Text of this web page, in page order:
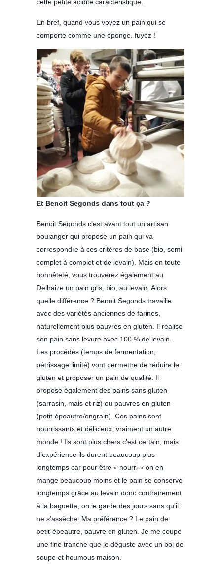
cette petite acidité caractéristique.
En bref, quand vous voyez un pain qui se
comporte comme une éponge, fuyez !
Et Benoit Segonds dans tout ça ?
Benoit Segonds c’est avant tout un artisan
boulanger qui propose un pain qui va
correspondre à ces critères de base (bio, semi
complet à complet et de levain). Mais en toute
honnêteté, vous trouverez également au
Delhaize un pain gris, bio, au levain. Alors
quelle différence ? Benoit Segonds travaille
avec des variétés anciennes de farines,
naturellement plus pauvres en gluten. Il réalise
son pain sans levure avec 100 % de levain.
Les procédés (temps de fermentation,
pétrissage limité) vont permettre de réduire le
gluten et proposer un pain de qualité. Il
propose également des pains sans gluten
(sarrasin, mais et riz) ou pauvres en gluten
(petit-épeautre/engrain). Ces pains sont
nourrissants et délicieux, vraiment un autre
monde ! Ils sont plus chers c’est certain, mais
d’expérience ils durent beaucoup plus
longtemps car pour être « nourri » on en
mange beaucoup moins et le pain se conserve
longtemps grâce au levain donc contrairement
à la baguette, on le garde des jours sans qu’il
ne s’assèche. Ma préférence ? Le pain de
petit-épeautre, pauvre en gluten. Je me coupe
une fine tranche que je déguste avec un bol de
soupe et houmous maison.